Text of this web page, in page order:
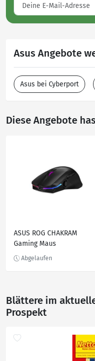
Asus Angebote
Asus bei Cyberport
Diese Angebote
ASUS ROG CHAKRAM
Gaming Maus
Blättere im
Prospekt